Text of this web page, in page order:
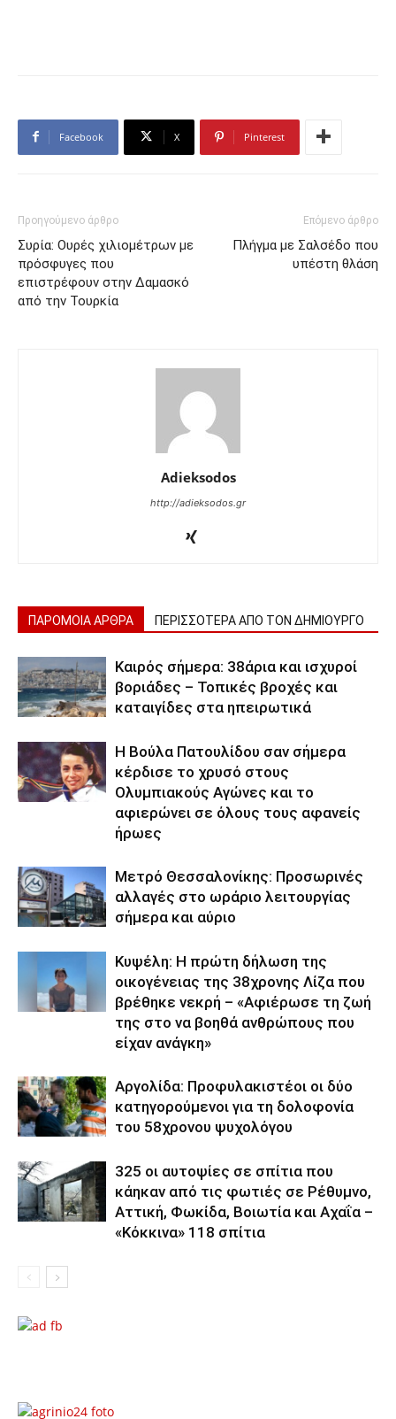
Facebook X Pinterest
Προηγούμενο άρθρο
Συρία: Ουρές χιλιομέτρων με
πρόσφυγες που
επιστρέφουν στην Δαμασκό
από την Τουρκία
Επόμενο άρθρο
Πλήγμα με Σαλσέδο που
υπέστη θλάση
Adieksodos
http://adieksodos.gr
ΠΑΡΟΜΟΙΑ ΑΡΘΡΑ ΠΕΡΙΣΣΟΤΕΡΑ ΑΠΟ ΤΟΝ ΔΗΜΙΟΥΡΓΟ
Καιρός σήμερα: 38άρια και ισχυροί
βοριάδες – Τοπικές βροχές και
καταιγίδες στα ηπειρωτικά
Η Βούλα Πατουλίδου σαν σήμερα
κέρδισε το χρυσό στους
Ολυμπιακούς Αγώνες και το
αφιερώνει σε όλους τους αφανείς
ήρωες
Μετρό Θεσσαλονίκης: Προσωρινές
αλλαγές στο ωράριο λειτουργίας
σήμερα και αύριο
Κυψέλη: Η πρώτη δήλωση της
οικογένειας της 38χρονης Λίζα που
βρέθηκε νεκρή – «Αφιέρωσε τη ζωή
της στο να βοηθά ανθρώπους που
είχαν ανάγκη»
Αργολίδα: Προφυλακιστέοι οι δύο
κατηγορούμενοι για τη δολοφονία
του 58χρονου ψυχολόγου
325 οι αυτοψίες σε σπίτια που
κάηκαν από τις φωτιές σε Ρέθυμνο,
Αττική, Φωκίδα, Βοιωτία και Αχαΐα –
«Κόκκινα» 118 σπίτια